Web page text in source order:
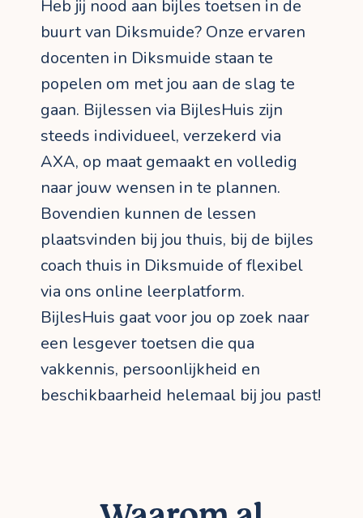
Heb jij nood aan bijles toetsen in de
buurt van Diksmuide? Onze ervaren
docenten in Diksmuide staan te
popelen om met jou aan de slag te
gaan. Bijlessen via BijlesHuis zijn
steeds individueel, verzekerd via
AXA, op maat gemaakt en volledig
naar jouw wensen in te plannen.
Bovendien kunnen de lessen
plaatsvinden bij jou thuis, bij de bijles
coach thuis in Diksmuide of flexibel
via ons online leerplatform.
BijlesHuis gaat voor jou op zoek naar
een lesgever toetsen die qua
vakkennis, persoonlijkheid en
beschikbaarheid helemaal bij jou past!